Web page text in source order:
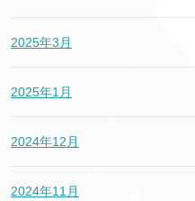
2025年3月
2025年1月
2024年12月
2024年11月